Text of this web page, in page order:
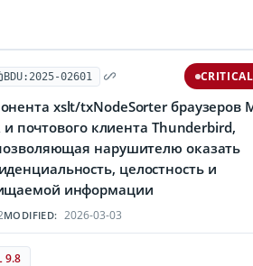
BDU:2025-02601 CRITICAL
xslt/txNodeSorter браузеров
и почтового клиента Thunderbird,
нарушителю оказать
целостность и
информации
MODIFIED: 2026-03-03
9.8